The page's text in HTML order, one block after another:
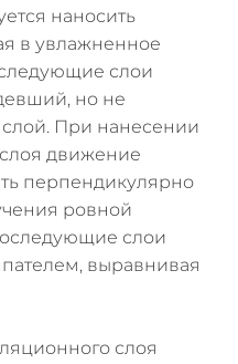
наносить
в увлажненное
слои
но не
При нанесении
движение
перпендикулярно
ровной
слои
выравнивая
слоя